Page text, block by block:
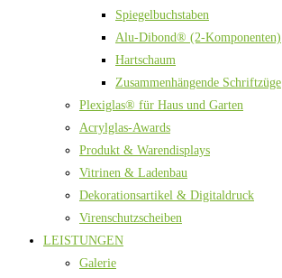
Spiegelbuchstaben
Alu-Dibond® (2-Komponenten)
Hartschaum
Zusammenhängende Schriftzüge
Plexiglas® für Haus und Garten
Acrylglas-Awards
Produkt & Warendisplays
Vitrinen & Ladenbau
Dekorationsartikel & Digitaldruck
Virenschutzscheiben
LEISTUNGEN
Galerie